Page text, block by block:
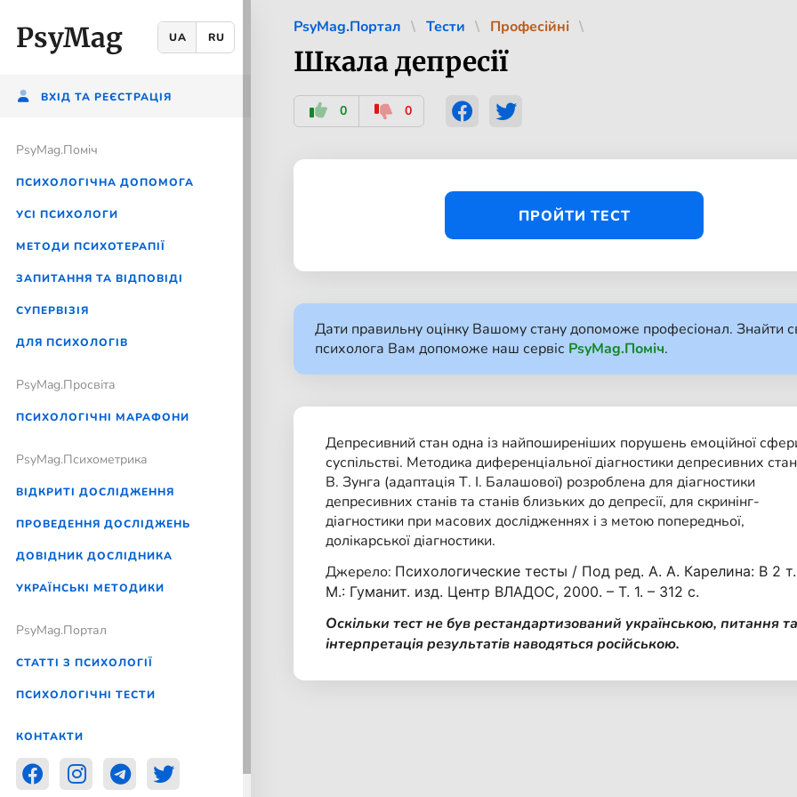
PsyMag UA RU
ВХІД ТА РЕЄСТРАЦІЯ
PsyMag.Помiч
ПСИХОЛОГІЧНА ДОПОМОГА
УСІ ПСИХОЛОГИ
МЕТОДИ ПСИХОТЕРАПІЇ
ЗАПИТАННЯ ТА ВІДПОВІДІ
CУПЕРВІЗІЯ
ДЛЯ ПСИХОЛОГІВ
PsyMag.Просвіта
ПСИХОЛОГІЧНІ МАРАФОНИ
PsyMag.Психометрика
ВІДКРИТІ ДОСЛІДЖЕННЯ
ПРОВЕДЕННЯ ДОСЛІДЖЕНЬ
ДОВІДНИК ДОСЛІДНИКА
УКРАЇНСЬКІ МЕТОДИКИ
PsyMag.Портал
СТАТТІ З ПСИХОЛОГІЇ
ПСИХОЛОГІЧНІ ТЕСТИ
КОНТАКТИ
PsyMag.Портал Тести Професійні
Шкала депресії
0 0
ПРОЙТИ ТЕСТ
Дати правильну оцінку Вашому стану допоможе професіонал. Знайти
психолога Вам допоможе наш сервіс PsyMag.Поміч.
Депресивний стан одна із найпоширеніших порушень емоційної
суспільстві. Методика диференціальної діагностики депресивних
В. Зунга (адаптація Т. І. Балашової) розроблена для діагностики
депресивних станів та станів близьких до депресії, для скринінг-
діагностики при масових дослідженнях і з метою попередньої,
долікарської діагностики.
Джерело: Психологические тесты / Под ред. А. А. Карелина: В 2
М.: Гуманит. изд. Центр ВЛАДОС, 2000. – Т. 1. – 312 с.
Оскільки тест не був рестандартизований українською, питання та
інтерпретація результатів наводяться російською.